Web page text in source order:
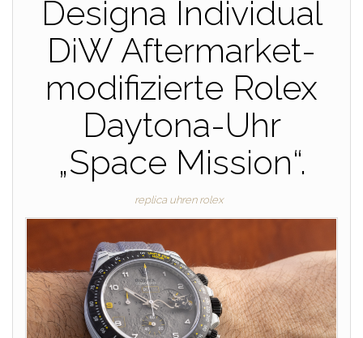
Designa Individual
DiW Aftermarket-
modifizierte Rolex
Daytona-Uhr
„Space Mission“.
replica uhren rolex